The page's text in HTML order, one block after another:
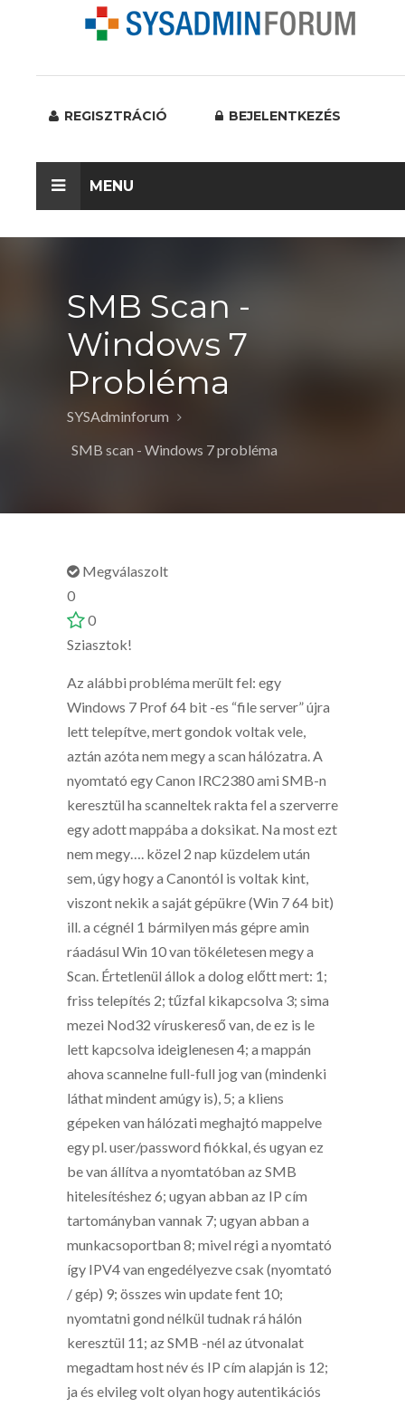
REGISZTRÁCIÓ BEJELENTKEZÉS
MENU
SMB Scan -
Windows 7
Probléma
SYSAdminforum
SMB scan - Windows 7 probléma
Megválaszolt
0
0
Sziasztok!
Az alábbi probléma merült fel: egy
Windows 7 Prof 64 bit -es “file server” újra
lett telepítve, mert gondok voltak vele,
aztán azóta nem megy a scan hálózatra. A
nyomtató egy Canon IRC2380 ami SMB-n
keresztül ha scanneltek rakta fel a szerverre
egy adott mappába a doksikat. Na most ezt
nem megy…. közel 2 nap küzdelem után
sem, úgy hogy a Canontól is voltak kint,
viszont nekik a saját gépükre (Win 7 64 bit)
ill. a cégnél 1 bármilyen más gépre amin
ráadásul Win 10 van tökéletesen megy a
Scan. Értetlenül állok a dolog előtt mert: 1;
friss telepítés 2; tűzfal kikapcsolva 3; sima
mezei Nod32 víruskereső van, de ez is le
lett kapcsolva ideiglenesen 4; a mappán
ahova scannelne full-full jog van (mindenki
láthat mindent amúgy is), 5; a kliens
gépeken van hálózati meghajtó mappelve
egy pl. user/password fiókkal, és ugyan ez
be van állítva a nyomtatóban az SMB
hitelesítéshez 6; ugyan abban az IP cím
tartományban vannak 7; ugyan abban a
munkacsoportban 8; mivel régi a nyomtató
így IPV4 van engedélyezve csak (nyomtató
/ gép) 9; összes win update fent 10;
nyomtatni gond nélkül tudnak rá hálón
keresztül 11; az SMB -nél az útvonalat
megadtam host név és IP cím alapján is 12;
ja és elvileg volt olyan hogy autentikációs